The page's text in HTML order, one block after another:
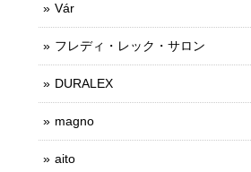
Vár
フレディ・レック・サロン
DURALEX
magno
aito